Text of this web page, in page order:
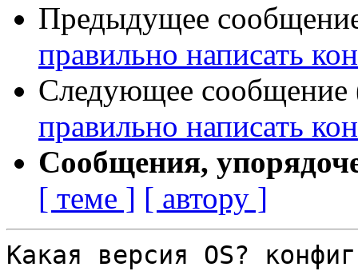
Предыдущее
правильно написать
Следующее сообщение
правильно написать
Сообщения,
[ теме ] [ автору ]
Какая версия OS?